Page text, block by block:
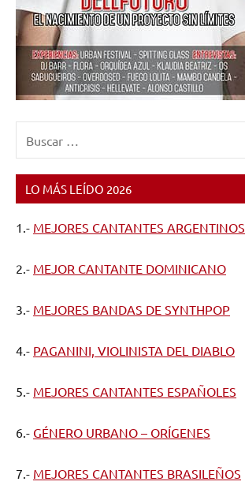
LO MÁS LEÍDO 2026
1.- MEJORES CANTANTES ARGENTINOS
2.- MEJOR CANTANTE DOMINICANO
3.- MEJORES BANDAS DE SYNTHPOP
4.- PAGANINI, VIOLINISTA DEL DIABLO
5.- MEJORES CANTANTES ESPAÑOLES
6.- GÉNERO URBANO – ORÍGENES
7.- MEJORES CANTANTES BRASILEÑOS